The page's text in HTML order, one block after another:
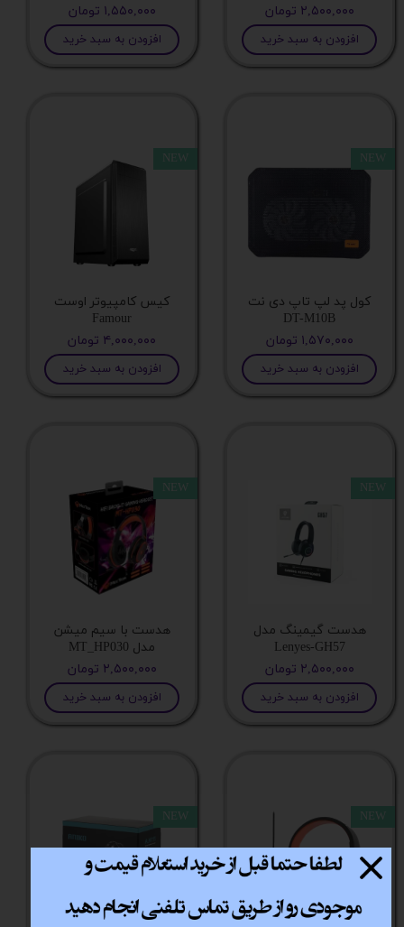
پورت DISPLAY
پورت HDMI
پورت VGA
خروجی صدا
ssd
رم
مادربرد
پردازنده
۲,۵۰۰,۰۰۰ تومان
افزودن به سبد خرید
۱,۵۵۰,۰۰۰ تومان
افزودن به سبد خرید
کول پد لپ تاپ دی نت
DT-M10B
۱,۵۷۰,۰۰۰ تومان
افزودن به سبد خرید
NEW
کیس کامپیوتر اوست
Famour
۴,۰۰۰,۰۰۰ تومان
افزودن به سبد خرید
NEW
هدست گیمینگ مدل
Lenyes-GH57
۲,۵۰۰,۰۰۰ تومان
افزودن به سبد خرید
NEW
هدست با سیم میشن
مدل MT_HP030
۲,۵۰۰,۰۰۰ تومان
افزودن به سبد خرید
NEW
NEW
NEW